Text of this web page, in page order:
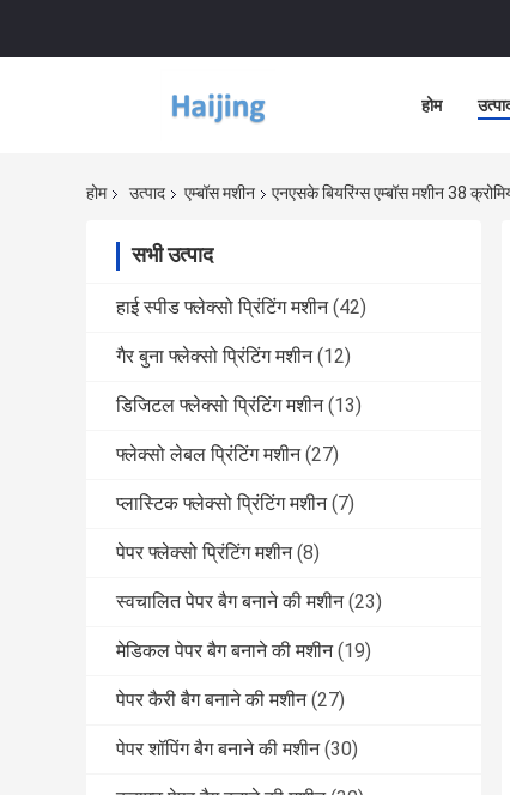
होम
होम उत्पाद एम्बॉस मशीन एनएसके बियरिंग्स एम्बॉस मशीन 38
सभी उत्पाद
हाई स्पीड फ्लेक्सो प्रिंटिंग मशीन (42)
गैर बुना फ्लेक्सो प्रिंटिंग मशीन (12)
डिजिटल फ्लेक्सो प्रिंटिंग मशीन (13)
फ्लेक्सो लेबल प्रिंटिंग मशीन (27)
प्लास्टिक फ्लेक्सो प्रिंटिंग मशीन (7)
पेपर फ्लेक्सो प्रिंटिंग मशीन (8)
स्वचालित पेपर बैग बनाने की मशीन (23)
मेडिकल पेपर बैग बनाने की मशीन (19)
पेपर कैरी बैग बनाने की मशीन (27)
पेपर शॉपिंग बैग बनाने की मशीन (30)